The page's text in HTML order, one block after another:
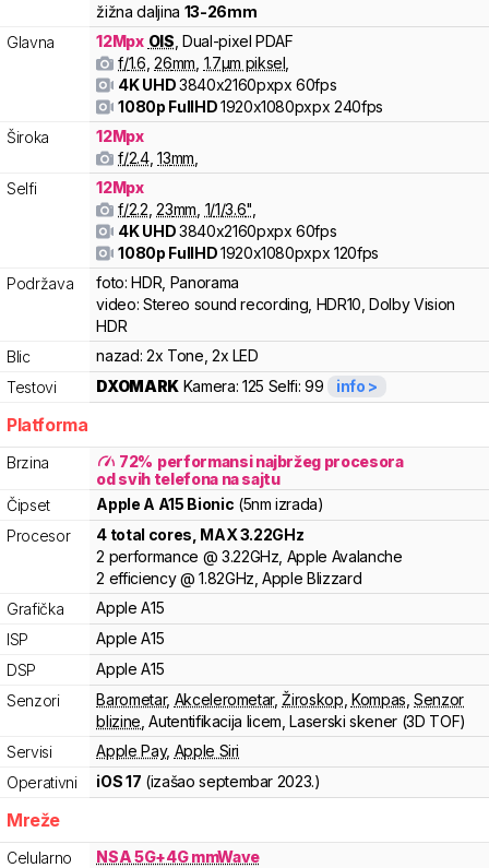
žižna daljina 13-26mm
Glavna
12Mpx OIS Dual-pixel PDAF
f/1.6 26mm 1.7µm piksel
4K UHD3840x2160pxpx60fps
1080p FullHD1920x1080pxpx240fps
Široka
12Mpx
f/2.4, 13mm
Selfi
12Mpx
f/2.2 23mm 1/1/3.6"
4K UHD3840x2160pxpx60fps
1080p FullHD1920x1080pxpx120fps
Podržava
foto: HDR, Panorama
video: Stereo sound recording, HDR10, Dolby Vision
HDR
Blic
nazad: 2x Tone, 2x LED
Testovi
DXOMARK Kamera: 125 Selfi: 99 info >
Platforma
Brzina 72% performansi najbržeg procesora
od svih telefona na sajtu
Čipset
Apple A A15 Bionic (5nm izrada)
Procesor
4 total cores , MAX3.22GHz
2 performance @ 3.22GHz, Apple Avalanche
2 efficiency @ 1.82GHz,Apple Blizzard
Grafička
Apple A15
ISP
Apple A15
DSP
Apple A15
Senzori
Barometar, Akcelerometar,Žiroskop Kompas ,Senzor
blizine ,Autentifikacija licem ,Laserski skener (3D TOF)
Servisi
Apple Pay, Apple Siri
Operativni
iOS 17 (izašao septembar 2023.)
Mreže
Celularno
NSA 5G+4G mmWave